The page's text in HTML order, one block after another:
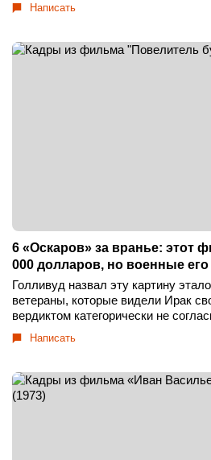
Написать
6 «Оскаров» за вранье: этот
000 долларов, но военные
Голливуд назвал эту картину
ветераны, которые видели Ирак
вердиктом категорически не
Написать